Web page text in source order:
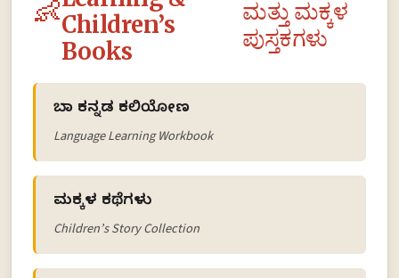
👶Children’s
Books
ಮತ್ತು ಮಕ್ಕಳ
ಪುಸ್ತಕಗಳು
ಬಾ ಕನ್ನಡ ಕಲಿಯೋಣ
Language Learning Workbook
ಮಕ್ಕಳ ಕಥೆಗಳು
Children’s Story Collection